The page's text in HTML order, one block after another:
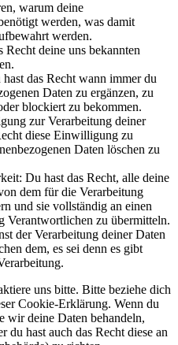
warum deine
werden, was damit
werden.
deine uns bekannten
das Recht wann immer du
Daten zu ergänzen, zu
blockiert zu bekommen.
zur Verarbeitung deiner
diese Einwilligung zu
Daten löschen zu
Du hast das Recht, alle deine
dem für die Verarbeitung
und sie vollständig an einen
Verantwortlichen zu übermitteln.
der Verarbeitung deiner Daten
dem, es sei denn es gibt
uns bitte. Bitte beziehe dich
Cookie-Erklärung. Wenn du
wir deine Daten behandeln,
du hast auch das Recht diese an